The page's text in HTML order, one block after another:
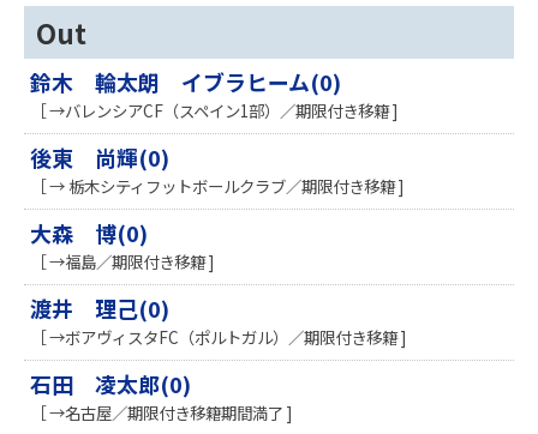
Out
鈴木 輪太朗 イブラヒーム(0)
［ →バレンシアCF（スペイン1部）／期限付き移籍 ]
後東 尚輝(0)
［ → 栃木シティフットボールクラブ／期限付き移籍 ]
大森 博(0)
［ →福島／期限付き移籍 ]
渡井 理己(0)
［ →ボアヴィスタFC（ポルトガル）／期限付き移籍 ]
石田 凌太郎(0)
［ →名古屋／期限付き移籍期間満了 ]